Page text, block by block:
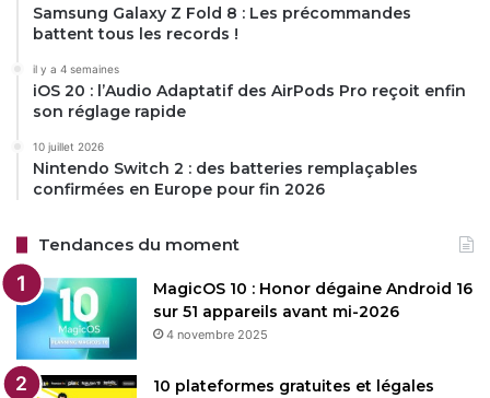
Samsung Galaxy Z Fold 8 : Les précommandes
battent tous les records !
il y a 4 semaines
iOS 20 : l’Audio Adaptatif des AirPods Pro reçoit enfin
son réglage rapide
10 juillet 2026
Nintendo Switch 2 : des batteries remplaçables
confirmées en Europe pour fin 2026
Tendances du moment
MagicOS 10 : Honor dégaine Android 16
sur 51 appareils avant mi-2026
4 novembre 2025
10 plateformes gratuites et légales